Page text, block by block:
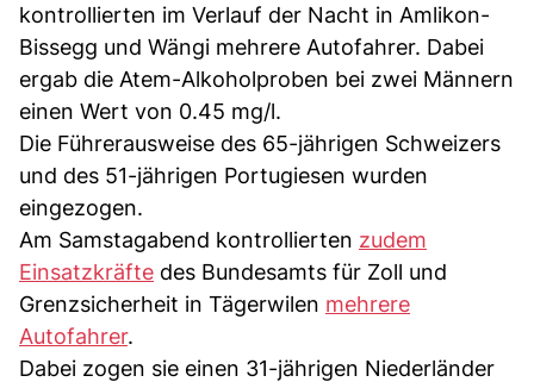
kontrollierten im Verlauf der Nacht in Amlikon-
Bissegg und Wängi mehrere Autofahrer. Dabei
ergab die Atem-Alkoholproben bei zwei Männern
einen Wert von 0.45 mg/l.
Die Führerausweise des 65-jährigen Schweizers
und des 51-jährigen Portugiesen wurden
eingezogen.
Am Samstagabend kontrollierten zudem
Einsatzkräfte des Bundesamts für Zoll und
Grenzsicherheit in Tägerwilen mehrere
Autofahrer.
Dabei zogen sie einen 31-jährigen Niederländer